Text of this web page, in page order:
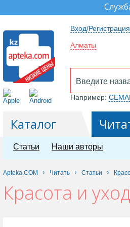
Вход/Регистрация
Алматы
Например:
Каталог
Статьи Наши авторы
Apteka.COM Читать Статьи
Красота и